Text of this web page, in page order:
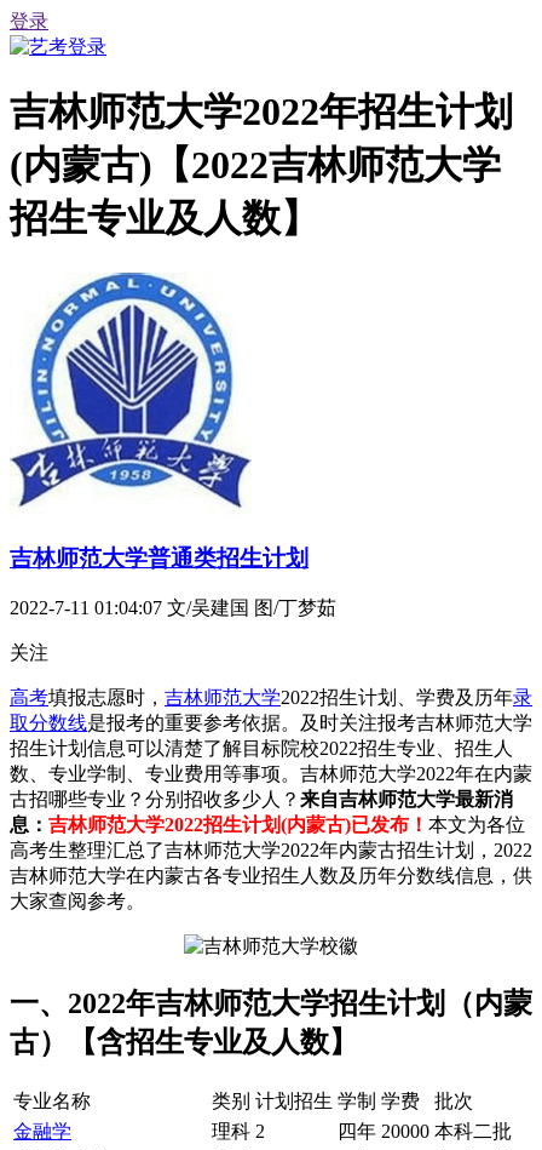
登录
吉林师范大学2022年招生计划
(内蒙古)【2022吉林师范大学
招生专业及人数】
吉林师范大学普通类招生计划
2022-7-11 01:04:07 文/吴建国 图/丁梦茹
关注
高考填报志愿时， 吉林师范大学2022招生计划、学费及历年录
取分数线是报考的重要参考依据。及时关注报考吉林师范大学
招生计划信息可以清楚了解目标院校2022招生专业、招生人
数、专业学制、专业费用等事项。吉林师范大学2022年在内蒙
古招哪些专业？分别招收多少人？ 来自吉林师范大学最新消
息： 吉林师范大学2022招生计划(内蒙古)已发布！ 本文为各位
高考生整理汇总了吉林师范大学2022年内蒙古招生计划，2022
吉林师范大学在内蒙古各专业招生人数及历年分数线信息，供
大家查阅参考。
一、2022年吉林师范大学招生计划（内蒙
古）【含招生专业及人数】
专业名称 类别 计划招生 学制 学费
批次
金融学
理科 2 四年 20000 本科二批